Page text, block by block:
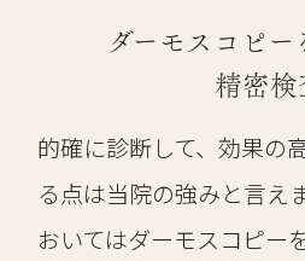
ダーモスコピ
精密検
的確に診断して、効果の
る点は当院の強みと言え
おいてはダーモスコピー